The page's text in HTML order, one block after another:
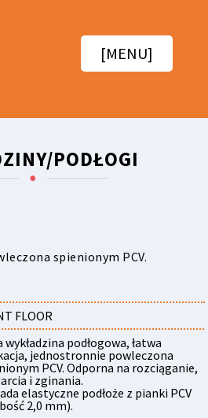
[MENU]
PODŁOGI
spienionym PCV.
FLOOR
wykładzina podłogowa, łatwa
jednostronnie powleczona
PCV. Odporna na rozciąganie,
i zginania.
elastyczne podłoże z pianki PCV
2,0 mm).